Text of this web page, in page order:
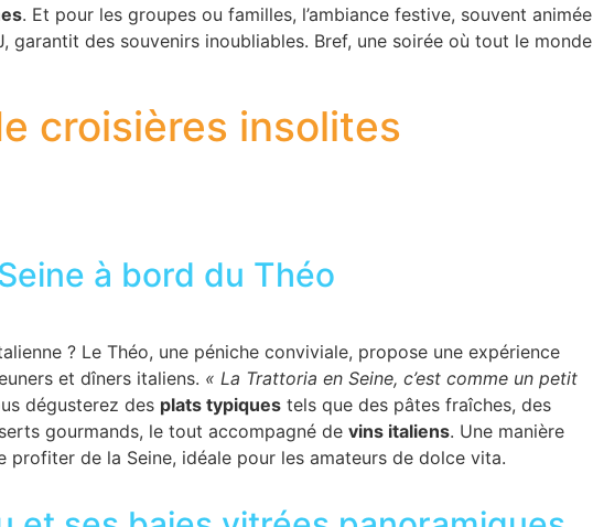
. Et pour les groupes ou familles, l’ambiance festive, souvent animée
garantit des souvenirs inoubliables. Bref, une soirée où tout le monde
croisières insolites
à bord du Théo
? Le Théo, une péniche conviviale, propose une expérience
et dîners italiens. « La Trattoria en Seine, c’est comme un petit
dégusterez des plats typiques tels que des pâtes fraîches, des
gourmands, le tout accompagné de vins italiens. Une manière
profiter de la Seine, idéale pour les amateurs de dolce vita.